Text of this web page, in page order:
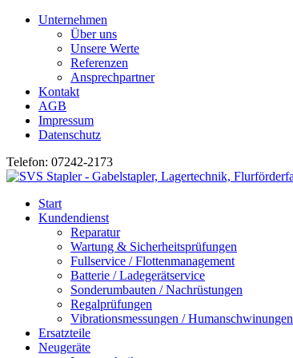
Unternehmen
Über uns
Unsere Werte
Referenzen
Ansprechpartner
Kontakt
AGB
Impressum
Datenschutz
Telefon: 07242-2173
Start
Kundendienst
Reparatur
Wartung & Sicherheitsprüfungen
Fullservice / Flottenmanagement
Batterie / Ladegerätservice
Sonderumbauten / Nachrüstungen
Regalprüfungen
Vibrationsmessungen / Humanschwinungen
Ersatzteile
Neugeräte